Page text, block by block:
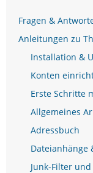
Fragen &
Anleitungen zu
Installation &
Konten
Erste Schritte
Allgemeines
Adressbuch
Dateianhänge
Junk-Filter